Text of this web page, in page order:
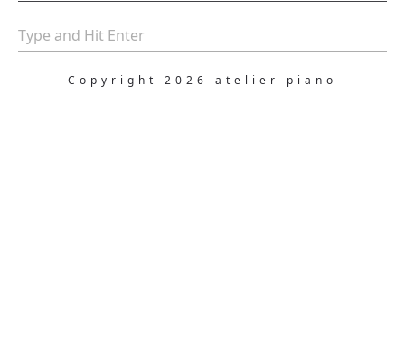
Copyright 2026 atelier piano